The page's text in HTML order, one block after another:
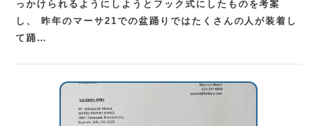
っかけられるようにしようとフック式にしたものを考案
し、 昨年のマーサ21での盆踊りではたくさんの人が装着し
て踊…